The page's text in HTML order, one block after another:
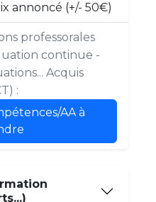
annoncé (+/- 50€)
professorales
continue -
Acquis
:
AA à